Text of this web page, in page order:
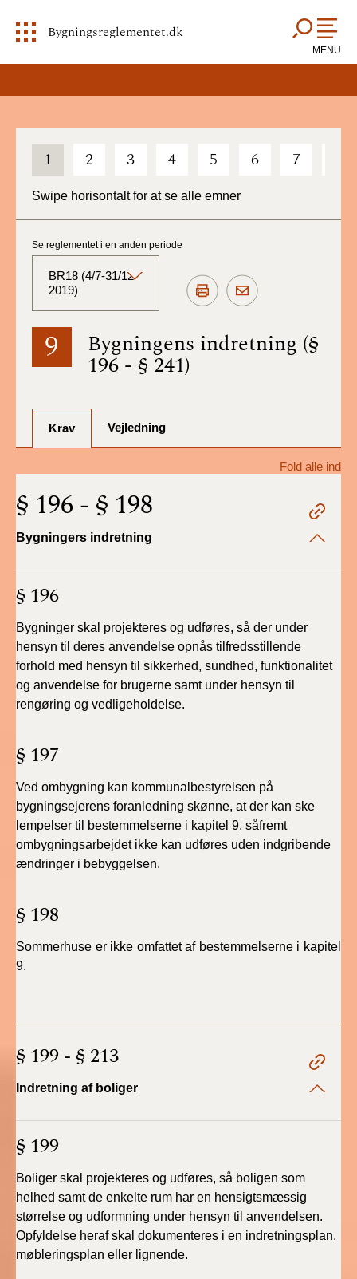
Bygningsreglementet.dk
MENU
1 2 3 4 5 6 7
Swipe horisontalt for at se alle emner
9 Bygningens indretning (§
196 - § 241)
Se reglementet i en anden periode
BR18 (4/7-31/12
2019)
BR18 (Aktuelt)
BR18 (1/7-31/12
BR18 (1/1-30/6
2024)
BR18 (1/1- 30/06
BR18 (1/1- 31/12
BR18 (17/9 - 31/12
2022)
BR18 (1/7 - 16/9
BR18 (1/1 - 30/6
BR18 (29/6 - 31/12
2021)
BR18 (1/1-29/6
2020)
BR18 (4/7-31/12
2019)
BR18 (1/1-4/7 2019)
BR18 (1/7-31/12
2018)
BR18 (1/1-30/6
2018)
Krav Vejledning
Fold alle ind
§ 196 - § 198
Bygningers indretning
§ 196
Bygninger skal projekteres og udføres, så der under
hensyn til deres anvendelse opnås tilfredsstillende
forhold med hensyn til sikkerhed, sundhed, funktionalitet
og anvendelse for brugerne samt under hensyn til
rengøring og vedligeholdelse.
§ 197
Ved ombygning kan kommunalbestyrelsen på
bygningsejerens foranledning skønne, at der kan ske
lempelser til bestemmelserne i kapitel 9, såfremt
ombygningsarbejdet ikke kan udføres uden indgribende
ændringer i bebyggelsen.
§ 198
Sommerhuse er ikke omfattet af bestemmelserne i kapitel
9.
§ 199 - § 213
Indretning af boliger
§ 199
Boliger skal projekteres og udføres, så boligen som
helhed samt de enkelte rum har en hensigtsmæssig
størrelse og udformning under hensyn til anvendelsen.
Opfyldelse heraf skal dokumenteres i en indretningsplan,
møbleringsplan eller lignende.